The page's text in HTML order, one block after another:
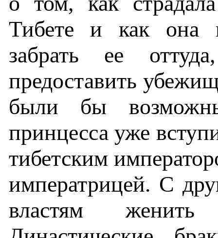
Тибете и как она
забрать ее
предоставить
были бы
принцесса уже
тибетским
императрицей. С
властям женить